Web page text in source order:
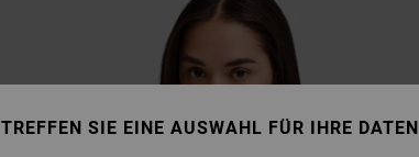
TREFFEN SIE EINE AUSWAHL FÜR IHRE DATEN